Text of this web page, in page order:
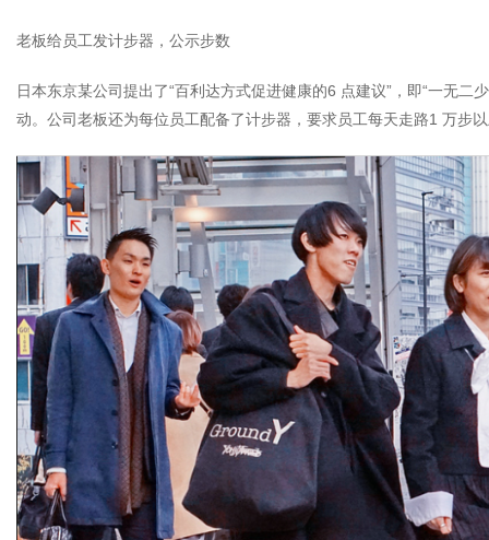
老板给员工发计步器，公示步数
日本东京某公司提出了“百利达方式促进健康的6 点建议”，即“一无
动。公司老板还为每位员工配备了计步器，要求员工每天走路1 万步